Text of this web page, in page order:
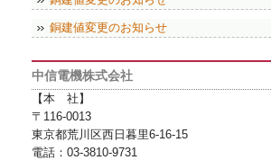
銅建値変更のお知らせ
中信電機株式会社
【本 社】
〒116-0013
東京都荒川区西日暮里6-16-15
電話：03-3810-9731